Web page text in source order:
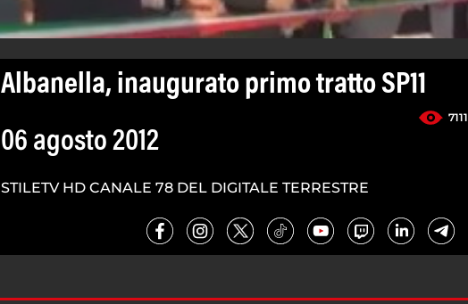
Albanella, inaugurato primo tratto SP11
7111
06 agosto 2012
STILETV HD CANALE 78 DEL DIGITALE TERRESTRE